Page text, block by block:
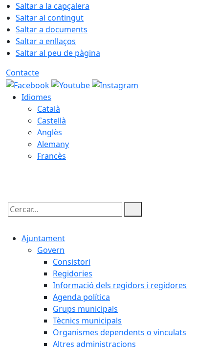
Saltar a la capçalera
Saltar al contingut
Saltar a documents
Saltar a enllaços
Saltar al peu de pàgina
Contacte
Idiomes
Català
Castellà
Anglès
Alemany
Francès
Cercar:
Ajuntament
Govern
Consistori
Regidories
Informació dels regidors i regidores
Agenda política
Grups municipals
Tècnics municipals
Organismes dependents o vinculats
Altres administracions